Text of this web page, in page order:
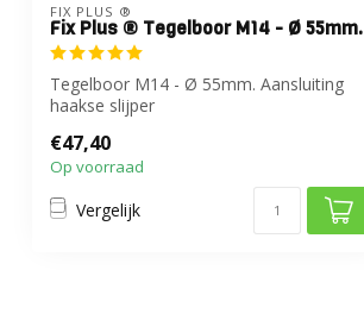
FIX PLUS ®
Fix Plus ® Tegelboor M14 - Ø 55mm.
Tegelboor M14 - Ø 55mm. Aansluiting
haakse slijper
€47,40
Op voorraad
Vergelijk